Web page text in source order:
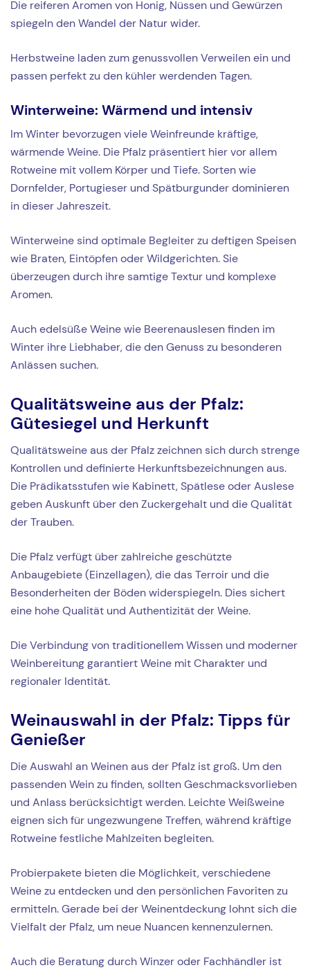
Die reiferen Aromen von Honig, Nüssen und Gewürzen
spiegeln den Wandel der Natur wider.
Herbstweine laden zum genussvollen Verweilen ein und
passen perfekt zu den kühler werdenden Tagen.
Winterweine: Wärmend und intensiv
Im Winter bevorzugen viele Weinfreunde kräftige,
wärmende Weine. Die Pfalz präsentiert hier vor allem
Rotweine mit vollem Körper und Tiefe. Sorten wie
Dornfelder, Portugieser und Spätburgunder dominieren
in dieser Jahreszeit.
Winterweine sind optimale Begleiter zu deftigen Speisen
wie Braten, Eintöpfen oder Wildgerichten. Sie
überzeugen durch ihre samtige Textur und komplexe
Aromen.
Auch edelsüße Weine wie Beerenauslesen finden im
Winter ihre Liebhaber, die den Genuss zu besonderen
Anlässen suchen.
Qualitätsweine aus der Pfalz:
Gütesiegel und Herkunft
Qualitätsweine aus der Pfalz zeichnen sich durch strenge
Kontrollen und definierte Herkunftsbezeichnungen aus.
Die Prädikatsstufen wie Kabinett, Spätlese oder Auslese
geben Auskunft über den Zuckergehalt und die Qualität
der Trauben.
Die Pfalz verfügt über zahlreiche geschützte
Anbaugebiete (Einzellagen), die das Terroir und die
Besonderheiten der Böden widerspiegeln. Dies sichert
eine hohe Qualität und Authentizität der Weine.
Die Verbindung von traditionellem Wissen und moderner
Weinbereitung garantiert Weine mit Charakter und
regionaler Identität.
Weinauswahl in der Pfalz: Tipps für
Genießer
Die Auswahl an Weinen aus der Pfalz ist groß. Um den
passenden Wein zu finden, sollten Geschmacksvorlieben
und Anlass berücksichtigt werden. Leichte Weißweine
eignen sich für ungezwungene Treffen, während kräftige
Rotweine festliche Mahlzeiten begleiten.
Probierpakete bieten die Möglichkeit, verschiedene
Weine zu entdecken und den persönlichen Favoriten zu
ermitteln. Gerade bei der Weinentdeckung lohnt sich die
Vielfalt der Pfalz, um neue Nuancen kennenzulernen.
Auch die Beratung durch Winzer oder Fachhändler ist